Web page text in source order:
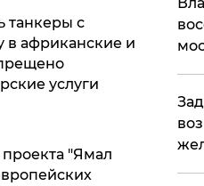
танкеры с
в африканские и
услуги
проекта "Ямал